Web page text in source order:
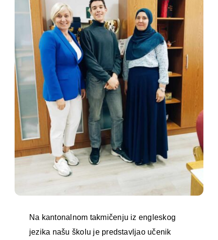
Na kantonalnom takmičenju iz engleskog
jezika našu školu je predstavljao učenik